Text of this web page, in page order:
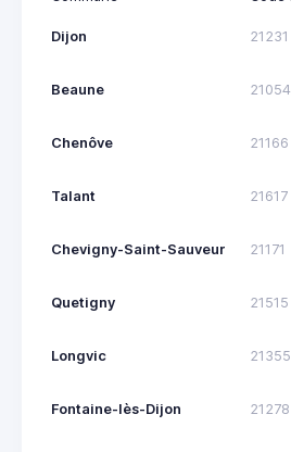
Dijon 21231
Beaune 21054
Chenôve 21166
Talant 21617
Chevigny-Saint-Sauveur 21171
Quetigny 21515
Longvic 21355
Fontaine-lès-Dijon 21278